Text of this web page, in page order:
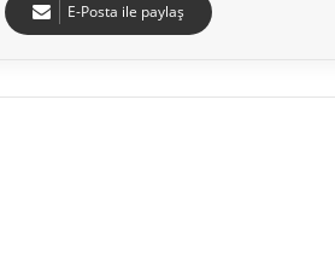
E-Posta ile paylaş